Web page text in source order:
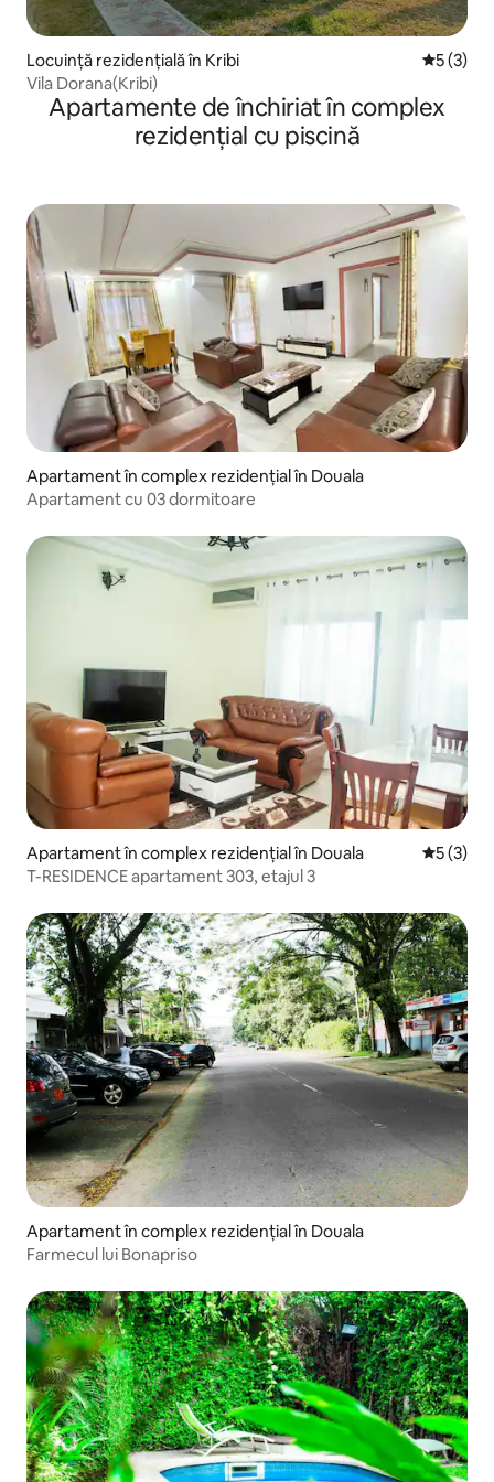
Locuință rezidențială în Kribi Scor
5 (3)
Vila Dorana(Kribi)
Apartamente de închiriat în complex
rezidențial cu piscină
Apartament în complex rezidențial în Douala
Apartament cu 03 dormitoare
Apartament în complex rezidențial în Douala Scor
5 (3)
T-RESIDENCE apartament 303, etajul 3
Apartament în complex rezidențial în Douala
Farmecul lui Bonapriso